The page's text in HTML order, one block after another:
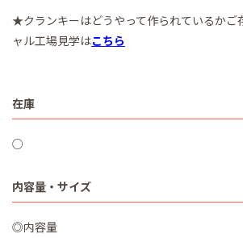
★クランキーはどうやって作られているかご
ャル工場見学はこちら
在庫
○
内容量・サイズ
◎内容量